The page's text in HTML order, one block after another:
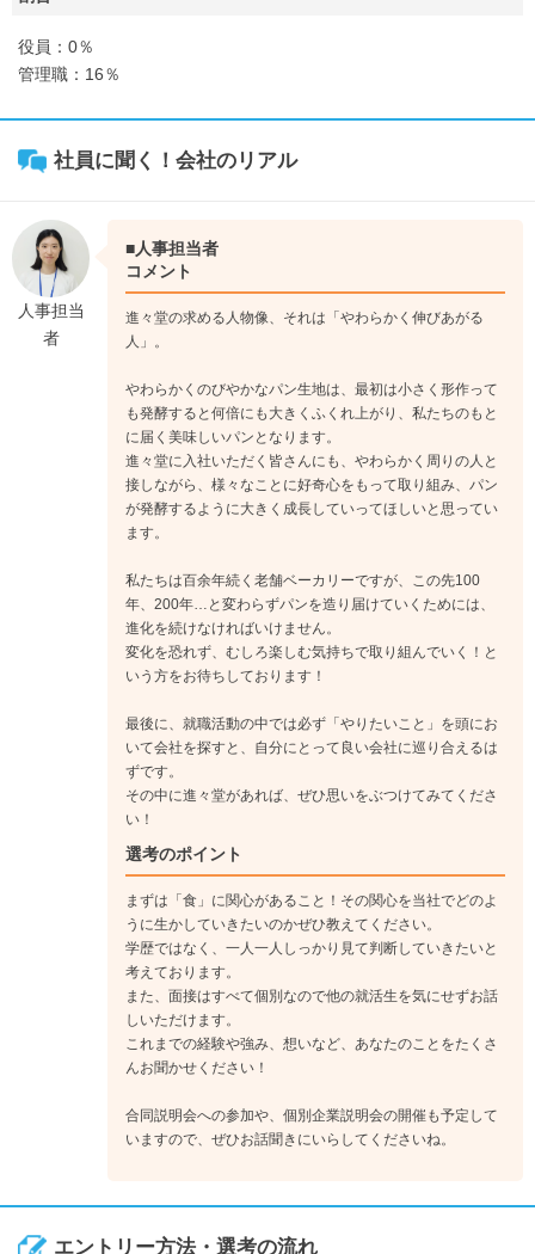
役員：0％
管理職：16％
社員に聞く！会社のリアル
人事担当
者
■人事担当者
コメント
進々堂の求める人物像、それは「やわらかく伸びあがる
人」。
やわらかくのびやかなパン生地は、最初は小さく形作って
も発酵すると何倍にも大きくふくれ上がり、私たちのもと
に届く美味しいパンとなります。
進々堂に入社いただく皆さんにも、やわらかく周りの人と
接しながら、様々なことに好奇心をもって取り組み、パン
が発酵するように大きく成長していってほしいと思ってい
ます。
私たちは百余年続く老舗ベーカリーですが、この先100
年、200年…と変わらずパンを造り届けていくためには、
進化を続けなければいけません。
変化を恐れず、むしろ楽しむ気持ちで取り組んでいく！と
いう方をお待ちしております！
最後に、就職活動の中では必ず「やりたいこと」を頭にお
いて会社を探すと、自分にとって良い会社に巡り合えるは
ずです。
その中に進々堂があれば、ぜひ思いをぶつけてみてくださ
い！
選考のポイント
まずは「食」に関心があること！その関心を当社でどのよ
うに生かしていきたいのかぜひ教えてください。
学歴ではなく、一人一人しっかり見て判断していきたいと
考えております。
また、面接はすべて個別なので他の就活生を気にせずお話
しいただけます。
これまでの経験や強み、想いなど、あなたのことをたくさ
んお聞かせください！
合同説明会への参加や、個別企業説明会の開催も予定して
いますので、ぜひお話聞きにいらしてくださいね。
エントリー方法・選考の流れ